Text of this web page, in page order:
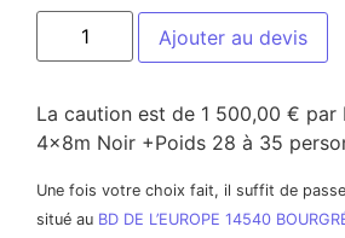
Ajouter au devis
La caution est de 1 500,00 € par
4x8m Noir +Poids 28 à 35
Une fois votre choix fait, il suffit de
situé au BD DE L’EUROPE 14540